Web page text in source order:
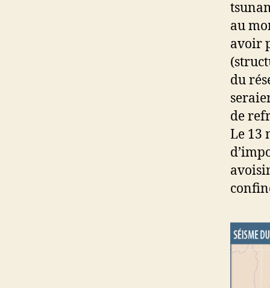
au
avoir
du
de
Le 13